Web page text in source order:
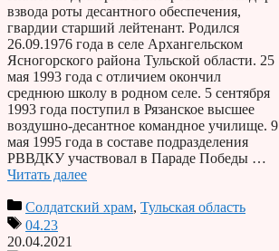
взвода роты десантного обеспечения,
гвардии старший лейтенант. Родился
26.09.1976 года в селе Архангельском
Ясногорского района Тульской области. 25
мая 1993 года с отличием окончил
среднюю школу в родном селе. 5 сентября
1993 года поступил в Рязанское высшее
воздушно-десантное командное училище. 9
мая 1995 года в составе подразделения
РВВДКУ участвовал в Параде Победы …
Читать далее
Солдатский храм, Тульская область
04.23
20.04.2021